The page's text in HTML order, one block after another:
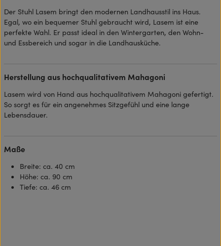
Der Stuhl Lasem bringt den modernen Landhausstil ins Haus.
Egal, wo ein bequemer Stuhl gebraucht wird, Lasem ist eine
perfekte Wahl. Er passt ideal in den Wintergarten, den Wohn-
und Essbereich und sogar in die Landhausküche.
Herstellung aus hochqualitativem Mahagoni
Lasem wird von Hand aus hochqualitativem Mahagoni gefertigt.
So sorgt es für ein angenehmes Sitzgefühl und eine lange
Lebensdauer.
Maße
Breite: ca. 40 cm
Höhe: ca. 90 cm
Tiefe: ca. 46 cm